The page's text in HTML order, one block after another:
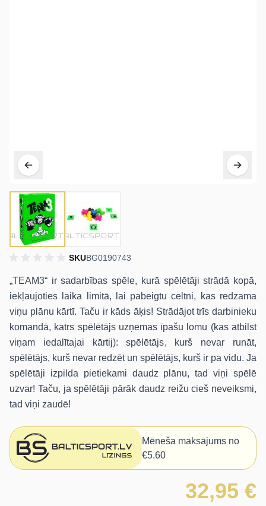
SKUBG0190743
„TEAM3“ ir sadarbības spēle, kurā spēlētāji strādā kopā,
iekļaujoties laika limitā, lai pabeigtu celtni, kas redzama
viņu plānu kārtī. Taču ir kāds āķis! Strādājot trīs darbinieku
komandā, katrs spēlētājs uzņemas īpašu lomu (kas atbilst
viņam iedalītajai kārtij): spēlētājs, kurš nevar runāt,
spēlētājs, kurš nevar redzēt un spēlētājs, kurš ir pa vidu. Ja
spēlētāji izpilda pietiekami daudz plānu, tad viņi spēlē
uzvar! Taču, ja spēlētāji pārāk daudz reižu cieš neveiksmi,
tad viņi zaudē!
Mēneša maksājums no
€5.60
32,95 €